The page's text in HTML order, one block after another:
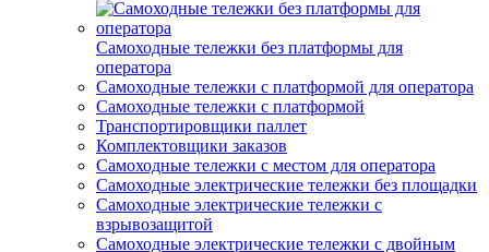
Самоходные тележки без платформы для
оператора
Самоходные тележки с платформой для оператора
Самоходные тележки с платформой
Транспортировщики паллет
Комплектовщики заказов
Самоходные тележки с местом для оператора
Самоходные электрические тележки без площадки
Самоходные электрические тележки с
взрывозащитой
Самоходные электрические тележки с двойным